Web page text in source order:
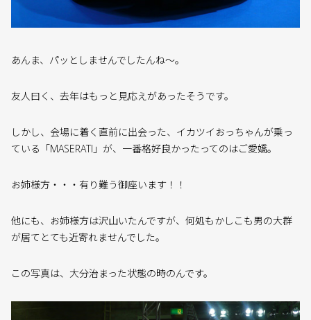
あんま、パッとしませんでしたんね〜。
友人曰く、去年はもっと見応えがあったそうです。
しかし、会場に着く直前に出会った、イカツイおっちゃんが乗っ
ている「MASERATI」が、一番格好良かったってのはご愛嬌。
お姉様方・・・有り難う御座います！！
他にも、お姉様方は沢山いたんですが、何処もかしこも男の大群
が居てとても近寄れませんでした。
この写真は、大分治まった状態の時のんです。